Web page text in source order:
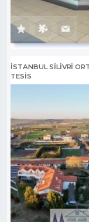
İSTANBUL SİLİVRİ
TESİS